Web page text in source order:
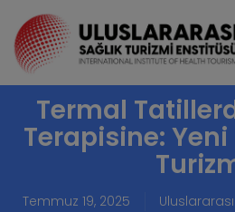
Termal
Terapisine: Yeni
Temmuz 19, 2025